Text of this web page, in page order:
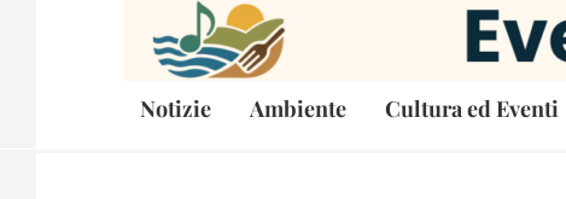
Notizie Ambiente Cultura ed Eventi